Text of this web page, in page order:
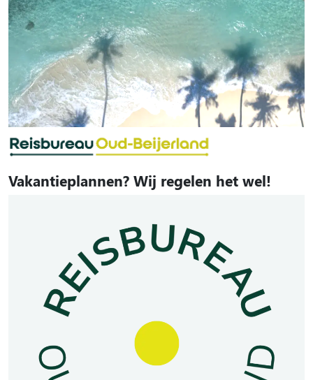
Vakantieplannen? Wij regelen het wel!